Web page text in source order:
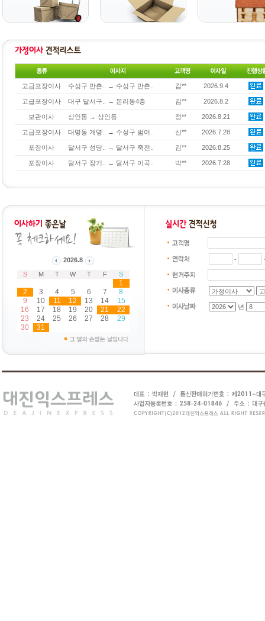
고급포장이사 수성구 만촌.. → 수성구 만촌.. 김** 2026.9.4
고급포장이사 대구 달서구.. → 본리동4층 김** 2026.8.2
보관이사 상인동 → 상인동 정** 2026.8.21
고급포장이사 대명동 계명.. → 수성구 범어.. 신** 2026.7.28
포장이사 달서구 성당.. → 달서구 죽전.. 김** 2026.8.25
포장이사 달서구 장기.. → 달서구 이곡.. 박** 2026.7.28
2026.8
S
M T W T F S
1
2
3 4 5 6 7
8
9
10 11 12 13 14
15
16
17 18 19 20 21
22
23
24 25 26 27 28
29
30
31
-
년